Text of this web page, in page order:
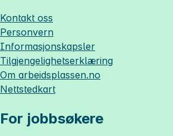
Kontakt oss
Personvern
Informasjonskapsler
Tilgjengelighetserklæring
Om arbeidsplassen.no
Nettstedkart
For jobbsøkere